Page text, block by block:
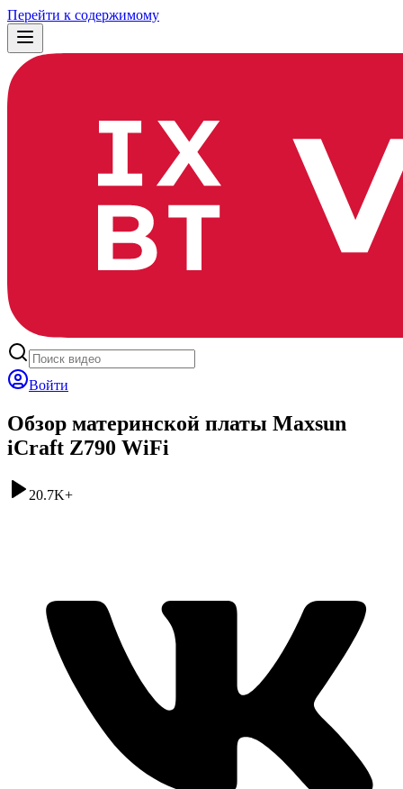
Перейти к содержимому
Войти
Обзор материнской платы Maxsun
iCraft Z790 WiFi
20.7K+